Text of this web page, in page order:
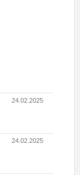
24.02.2025
24.02.2025